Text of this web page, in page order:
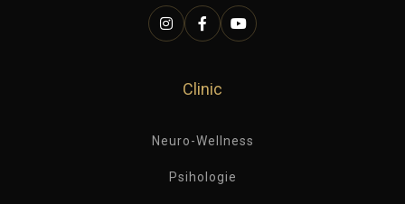
Clinic
Neuro-Wellness
Psihologie